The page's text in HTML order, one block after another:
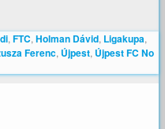
, FTC, Holman Dávid, Ligakupa,
Ferenc, Újpest, Újpest FC No